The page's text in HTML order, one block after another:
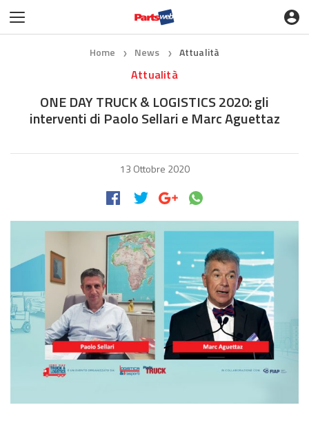
Home ❯ News ❯ Attualità
Attualità
ONE DAY TRUCK & LOGISTICS 2020: gli
interventi di Paolo Sellari e Marc Aguettaz
13 Ottobre 2020